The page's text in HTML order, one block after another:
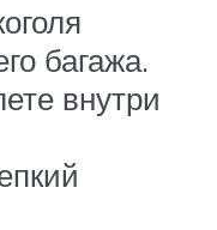
багажа.
внутри